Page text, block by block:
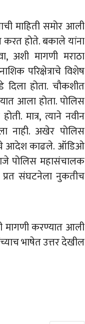
माहिती समोर आली
करत होते. बकाले यांना
अशी मागणी मराठा
परिक्षेत्राचे विशेष
दिला होता. चौकशीत
आला होता. पोलिस
मात्र, त्याने नवीन
नाही. अखेर पोलिस
आदेश काढले. ऑडिओ
पोलिस महासंचालक
प्रत संघटनेला नुकतीच
मागणी करण्यात आली
भाषेत उत्तर देखील